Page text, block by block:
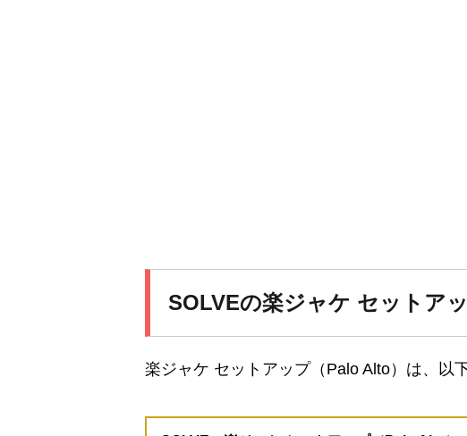
SOLVEの楽ジャケ セットア
楽ジャケ セットアップ（Palo Alto）は、以